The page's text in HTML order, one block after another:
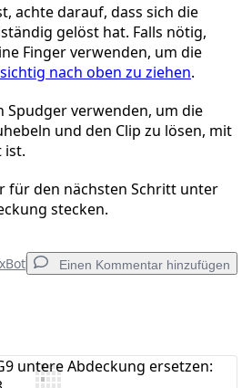
achte darauf, dass sich die
gelöst hat. Falls nötig,
Finger verwenden, um die
nach oben zu ziehen.
Spudger verwenden, um die
und den Clip zu lösen, mit
ist.
für den nächsten Schritt unter
stecken.
Einen Kommentar hinzufügen